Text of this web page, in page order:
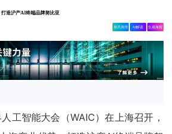
打造沪产AI终端品牌努比亚
相关舆情 AI解读 生成海报
工智能大会（WAIC）在上海召开，